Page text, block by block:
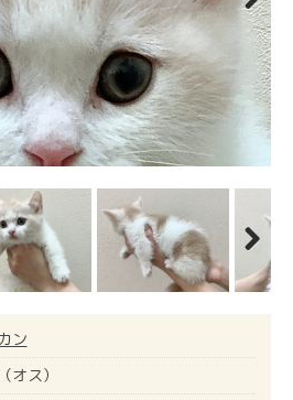
Next
Next
ン
オス）